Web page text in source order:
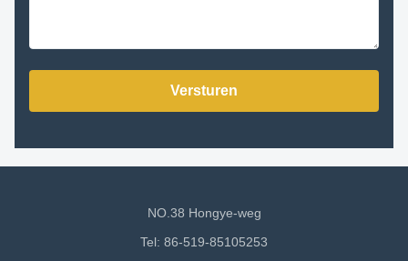
Versturen
NO.38 Hongye-weg
Tel: 86-519-85105253